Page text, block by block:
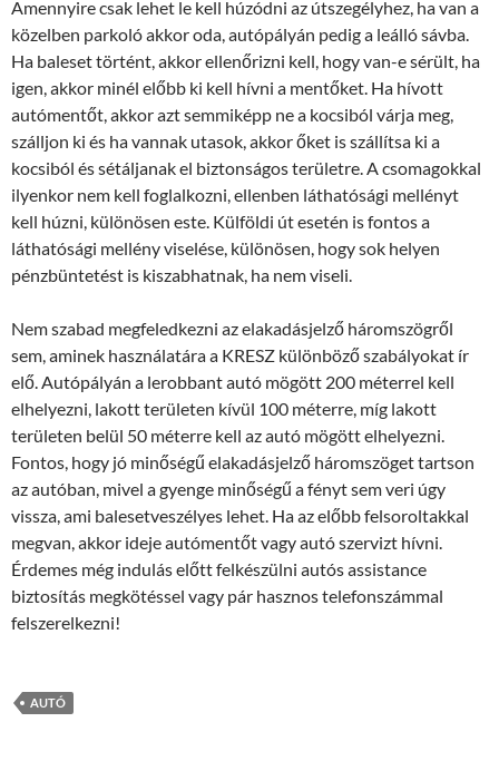
Amennyire csak lehet le kell húzódni az útszegélyhez, ha van a
közelben parkoló akkor oda, autópályán pedig a leálló sávba.
Ha baleset történt, akkor ellenőrizni kell, hogy van-e sérült, ha
igen, akkor minél előbb ki kell hívni a mentőket. Ha hívott
autómentőt, akkor azt semmiképp ne a kocsiból várja meg,
szálljon ki és ha vannak utasok, akkor őket is szállítsa ki a
kocsiból és sétáljanak el biztonságos területre. A csomagokkal
ilyenkor nem kell foglalkozni, ellenben láthatósági mellényt
kell húzni, különösen este. Külföldi út esetén is fontos a
láthatósági mellény viselése, különösen, hogy sok helyen
pénzbüntetést is kiszabhatnak, ha nem viseli.
Nem szabad megfeledkezni az elakadásjelző háromszögről
sem, aminek használatára a KRESZ különböző szabályokat ír
elő. Autópályán a lerobbant autó mögött 200 méterrel kell
elhelyezni, lakott területen kívül 100 méterre, míg lakott
területen belül 50 méterre kell az autó mögött elhelyezni.
Fontos, hogy jó minőségű elakadásjelző háromszöget tartson
az autóban, mivel a gyenge minőségű a fényt sem veri úgy
vissza, ami balesetveszélyes lehet. Ha az előbb felsoroltakkal
megvan, akkor ideje autómentőt vagy autó szervizt hívni.
Érdemes még indulás előtt felkészülni autós assistance
biztosítás megkötéssel vagy pár hasznos telefonszámmal
felszerelkezni!
AUTÓ